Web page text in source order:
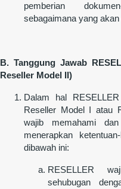
pemberian
sebagaimana yang
B. Tanggung Jawab
Reseller Model II)
Dalam hal
Reseller Model I atau
wajib memahami
menerapkan
dibawah ini:
RESELLER
sehubugan